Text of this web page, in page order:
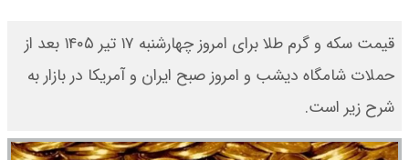
قیمت سکه و گرم طلا برای امروز چهارشنبه ۱۷ تیر ۱۴۰۵ بعد از
حملات شامگاه دیشب و امروز صبح ایران و آمریکا در بازار به
شرح زیر است.